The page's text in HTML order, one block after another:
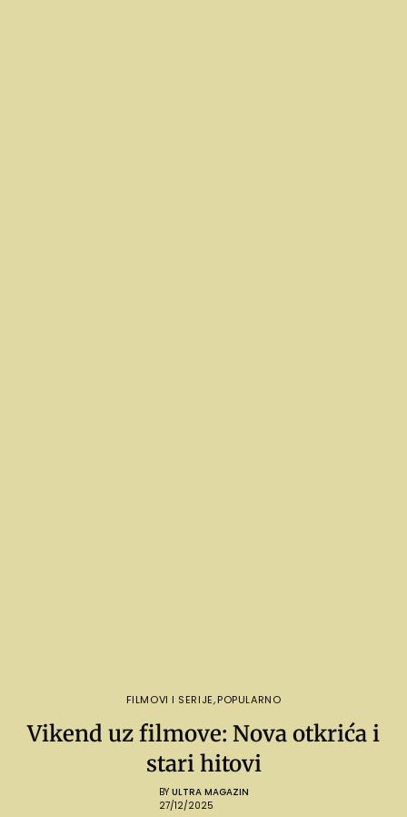
FILMOVI I SERIJE,POPULARNO
Vikend uz filmove: Nova otkrića i
stari hitovi
BY ULTRA MAGAZIN
27/12/2025